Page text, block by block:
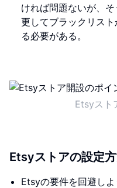
ければ問題ないが、
更してブラックリス
る必要がある。
Etsyスト
Etsyストアの設定
Etsyの要件を回避し